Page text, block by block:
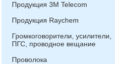
Продукция 3М Telecom
Продукция Raychem
Громкоговорители, усилители,
ПГС, проводное вещание
Проволока